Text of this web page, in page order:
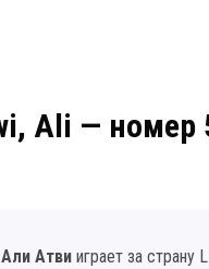
Ali — номер
Али Атви играет за страну